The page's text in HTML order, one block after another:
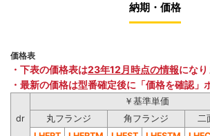
納期・価格
価格表
・下表の価格表は23年12月時点の情報になり
・最新の価格は型番確定後に「価格を確認
dr
￥基準単価
丸フランジ
角フランジ
二